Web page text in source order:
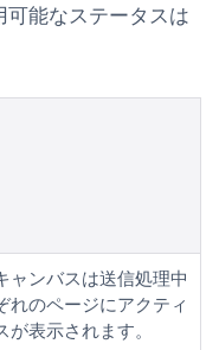
能なステータスは
ャンバスは送信処理中
れのページにアクティ
表示されます。